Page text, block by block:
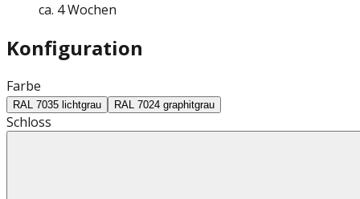
ca. 4 Wochen
Konfiguration
Farbe
RAL 7035 lichtgrau RAL 7024 graphitgrau
Schloss